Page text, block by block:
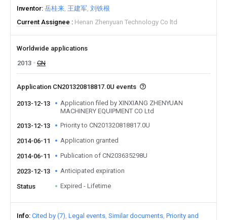
Inventor 岳桂来 王建军 刘铁根
Current Assignee
Henan Zhenyuan Technology Co ltd
Worldwide applications
2013
CN
Application CN201320818817.0U events
2013-12-13
Application filed by XINXIANG ZHENYUAN
MACHINERY EQUIPMENT CO Ltd
2013-12-13
Priority to CN201320818817.0U
2014-06-11 Application granted
2014-06-11 Publication of CN203635298U
2023-12-13 Anticipated expiration
Status Expired - Lifetime
Info Cited by (7) Legal events Similar documents Priority and